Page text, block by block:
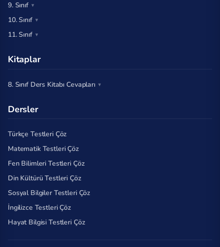
9. Sınıf
10. Sınıf
11. Sınıf
Kitaplar
8. Sınıf Ders Kitabı Cevapları
Dersler
Türkçe Testleri Çöz
Matematik Testleri Çöz
Fen Bilimleri Testleri Çöz
Din Kültürü Testleri Çöz
Sosyal Bilgiler Testleri Çöz
İngilizce Testleri Çöz
Hayat Bilgisi Testleri Çöz